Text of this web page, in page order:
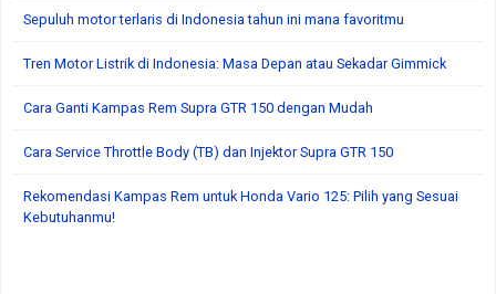
Sepuluh motor terlaris di Indonesia tahun ini mana favoritmu
Tren Motor Listrik di Indonesia: Masa Depan atau Sekadar Gimmick
Cara Ganti Kampas Rem Supra GTR 150 dengan Mudah
Cara Service Throttle Body (TB) dan Injektor Supra GTR 150
Rekomendasi Kampas Rem untuk Honda Vario 125: Pilih yang Sesuai
Kebutuhanmu!